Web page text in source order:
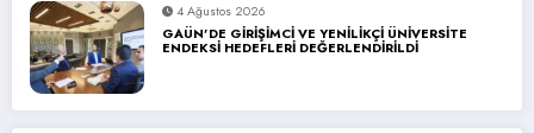
4 Ağustos 2026
GAÜN’DE GİRİŞİMCİ VE YENİLİKÇİ ÜNİVERSİTE
ENDEKSİ HEDEFLERİ DEĞERLENDİRİLDİ